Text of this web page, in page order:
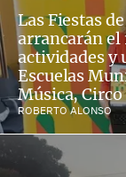
Las Fiestas
arrancarán el
actividades y
Escuelas
Música,
ROBERTO ALONSO